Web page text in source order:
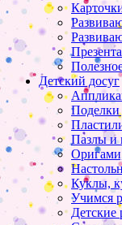
Детский досуг
Поделки
Пазлы и
Куклы,
Учимся
Детские